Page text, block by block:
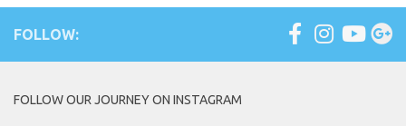
FOLLOW:
FOLLOW OUR JOURNEY ON INSTAGRAM